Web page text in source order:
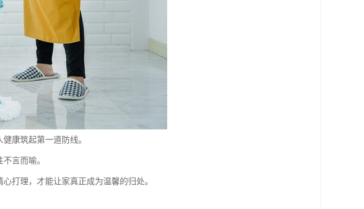
康筑起第一道防线。
言而喻。
打理，才能让家真正成为温馨的归处。